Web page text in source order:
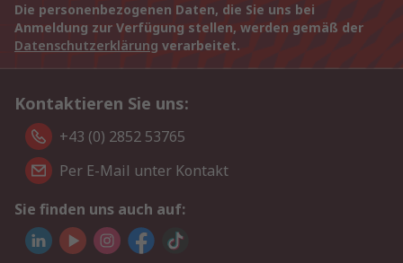
Die personenbezogenen Daten, die Sie uns bei
Anmeldung zur Verfügung stellen, werden gemäß der
Datenschutzerklärung verarbeitet.
Kontaktieren Sie uns:
+43 (0) 2852 53765
Per E-Mail unter Kontakt
Sie finden uns auch auf: